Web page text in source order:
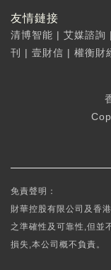
友情鏈接
清博智能 | 艾媒諮詢 |
刊
| 壹財信 | 權衡財
免責聲明：
財華控股有限公司及香
之準確性及可靠性,但並
損失,本公司概不負責。